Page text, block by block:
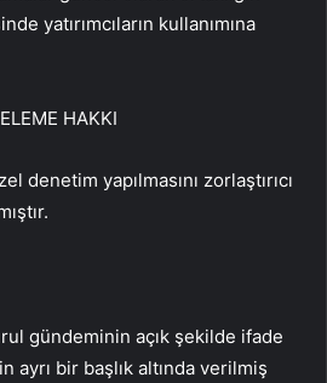
yatırımcıların kullanımına
HAKKI
denetim yapılmasını zorlaştırıcı
gündeminin açık şekilde ifade
bir başlık altında verilmiş